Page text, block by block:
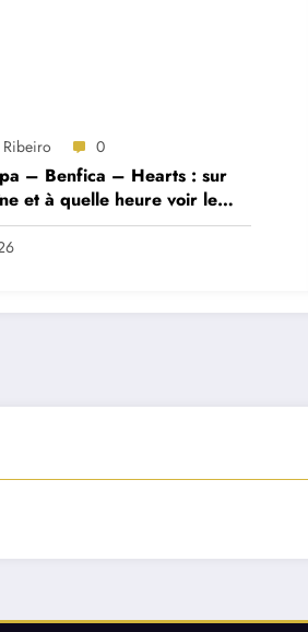
0
– Benfica – Hearts : sur
et à quelle heure voir le